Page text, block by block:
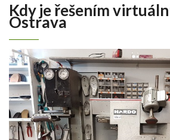
Kdy je řešením
Ostrava